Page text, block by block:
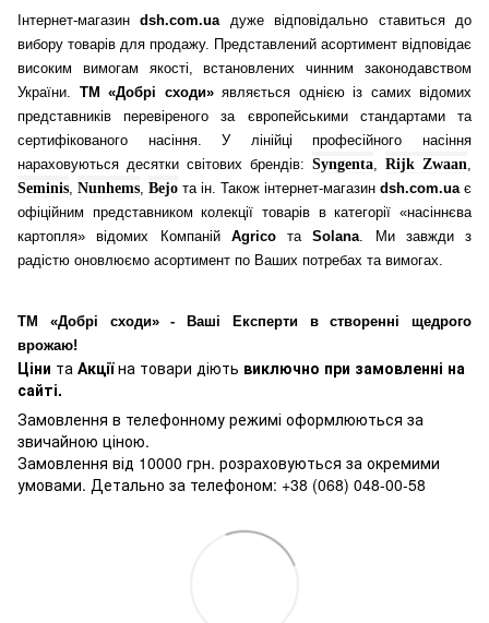
Інтернет-магазинdsh.com.ua дуже відповідально ставиться до
вибору товарів для продажу. Представлений асортимент відповідає
високим вимогам якості, встановлених чинним законодавством
України. ТМ «Добрі сходи»являється однією із самих відомих
представників перевіреного за європейськими стандартами та
сертифікованого насіння. У лінійці професійного насіння
нараховуються десятки світових брендів: Syngenta Rijk Zwaan
Seminis Nunhems Bejo та ін. Також інтернет-магазин dsh.com.ua є
офіційним представником колекції товарів в категорії «насіннєва
картопля» відомих Компаній AgricoтаSolana . Ми завжди з
радістю оновлюємо асортимент по Ваших потребах та вимогах.
ТМ «Добрі сходи» - Ваші Експерти в створенні щедрого
врожаю!
Ціни та Акціїна товари діють виключно при замовленні на
сайті.
Замовлення в телефонному режимі оформлюються за
звичайною ціною.
Замовлення від 10000 грн. розраховуються за окремими
умовами. Детально за телефоном: +38 (068) 048-00-58